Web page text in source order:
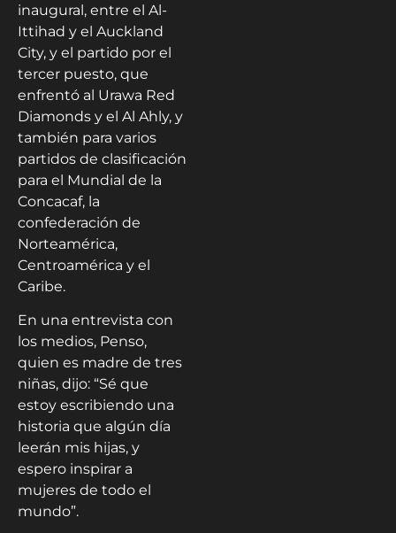
inaugural, entre el Al-
Ittihad y el Auckland
City, y el partido por el
tercer puesto, que
enfrentó al Urawa Red
Diamonds y el Al Ahly, y
también para varios
partidos de clasificación
para el Mundial de la
Concacaf, la
confederación de
Norteamérica,
Centroamérica y el
Caribe.
En una entrevista con
los medios, Penso,
quien es madre de tres
niñas, dijo: “Sé que
estoy escribiendo una
historia que algún día
leerán mis hijas, y
espero inspirar a
mujeres de todo el
mundo”.